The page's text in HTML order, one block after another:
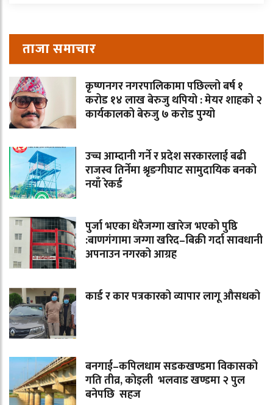
ताजा समाचार
कृष्णनगर नगरपालिकामा पछिल्लो बर्ष १
करोड १४ लाख बेरुजु थपियो : मेयर शाहको २
कार्यकालको बेरुजु ७ करोड पुग्यो
उच्च आम्दानी गर्ने र प्रदेश सरकारलाई बढी
राजस्व तिर्नेमा श्रृङगीघाट सामुदायिक बनको
नयाँ रेकर्ड
पुर्जा भएका धेरैजग्गा खारेज भएको पुष्ठि
:बाणगंगामा जग्गा खरिद–बिक्री गर्दा सावधानी
अपनाउन नगरको आग्रह
कार्ड र कार पत्रकारको व्यापार लागू औसधको
बनगाई–कपिलधाम सडकखण्डमा विकासको
गति तीव्र, कोइली भलवाड खण्डमा २ पुल
बनेपछि सहज